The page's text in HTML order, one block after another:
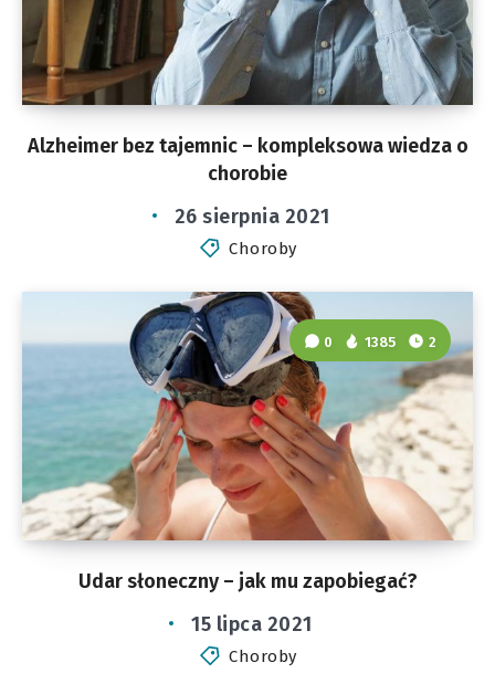
Alzheimer bez tajemnic – kompleksowa wiedza o
chorobie
26 sierpnia 2021
Choroby
Udar słoneczny – jak mu zapobiegać?
0 1385 2
15 lipca 2021
Choroby